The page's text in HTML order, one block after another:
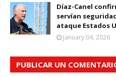
Díaz-Canel
servían
ataque Estados
January 04, 2026
PUBLICAR UN